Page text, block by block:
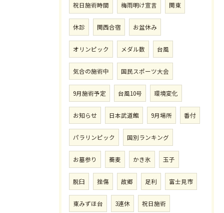
祝日施術時間 梅雨明け宣言 関東
休診 関西合宿 お盆休み
オリンピック メダル数 台風
気合の施術中 国民スポーツ大会
9月施術予定 台風10号 環境変化
お知らせ 日本武道館 9月場所 番付
パラリンピック 国別ランキング
お墓参り 蕎麦 かき氷 玉子
脱臼 挫傷 故郷 足利 富士見市
東みずほ台 3連休 祝日施術